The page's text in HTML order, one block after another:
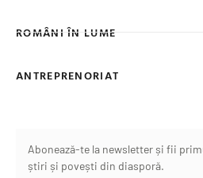
ROMÂNI ÎN LUME
ANTREPRENORIAT
Abonează-te la newsletter și fii
știri și povești din diasporă.